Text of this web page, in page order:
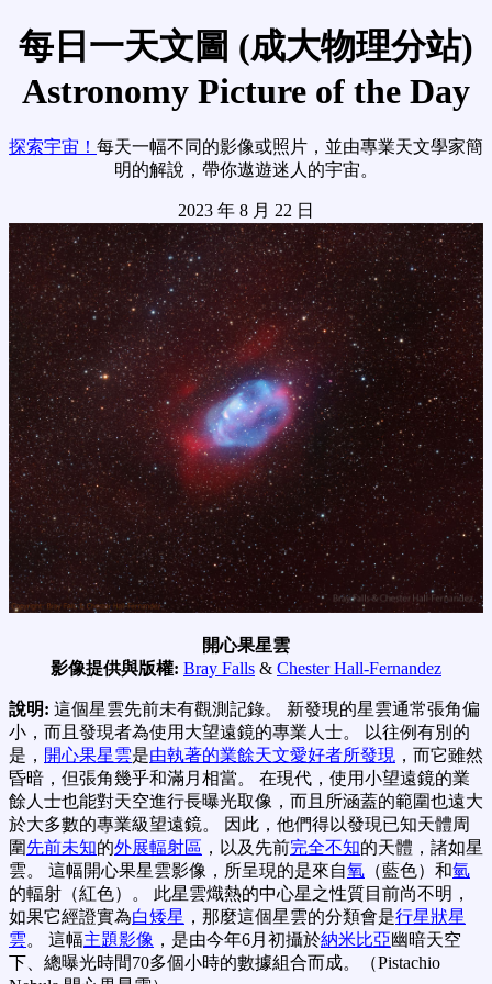
每日一天文圖 (成大物理分站)
Astronomy Picture of the Day
探索宇宙！ 每天一幅不同的影像或照片，並由專業天文學家簡
明的解說，帶你遨遊迷人的宇宙。
2023 年 8 月 22 日
開心果星雲
影像提供與版權: Bray Falls & Chester Hall-Fernandez
說明: 這個星雲先前未有觀測記錄。 新發現的星雲通常張角偏
小，而且發現者為使用大望遠鏡的專業人士。 以往例有別的
是， 開心果星雲是由執著的業餘天文愛好者所發現 ，而它雖然
昏暗，但張角幾乎和滿月相當。 在現代，使用小望遠鏡的業
餘人士也能對天空進行長曝光取像，而且所涵蓋的範圍也遠大
於大多數的專業級望遠鏡。 因此，他們得以發現已知天體周
圍先前未知的外展輻射區 ，以及先前完全不知的天體，諸如星
雲。 這幅開心果星雲影像，所呈現的是來自氧 （藍色）和氫
的輻射（紅色）。 此星雲熾熱的中心星之性質目前尚不明，
如果它經證實為白矮星 ，那麼這個星雲的分類會是行星狀星
雲。 這幅主題影像 ，是由今年6月初攝於納米比亞幽暗天空
下、總曝光時間70多個小時的數據組合而成。（Pistachio